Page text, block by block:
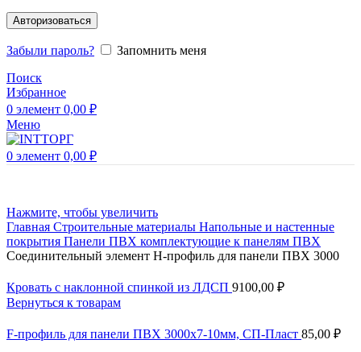
Авторизоваться
Забыли пароль?
Запомнить меня
Поиск
Избранное
0 элемент 0,00 ₽
Меню
0 элемент 0,00 ₽
Нажмите, чтобы увеличить
Главная Строительные материалы Напольные и настенные
покрытия Панели ПВХ комплектующие к панелям ПВХ
Соединительный элемент Н-профиль для панели ПВХ 3000
Кровать с наклонной спинкой из ЛДСП 9100,00 ₽
Вернуться к товарам
F-профиль для панели ПВХ 3000х7-10мм, СП-Пласт 85,00 ₽